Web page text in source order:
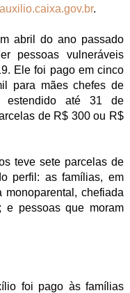
auxilio.caixa.gov.br.
abril do ano passado
pessoas vulneráveis
Ele foi pago em cinco
para mães chefes de
estendido até 31 de
de R$ 300 ou R$
teve sete parcelas de
perfil: as famílias, em
chefiada
e pessoas que moram
foi pago às famílias